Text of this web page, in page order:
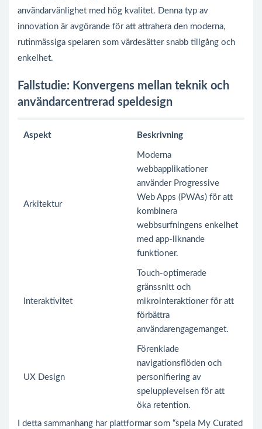
användarvänlighet med hög kvalitet. Denna typ av
innovation är avgörande för att attrahera den moderna,
rutinmässiga spelaren som värdesätter snabb tillgång och
enkelhet.
Fallstudie: Konvergens mellan teknik och
användarcentrerad speldesign
Aspekt Beskrivning
Arkitektur
Moderna
webbapplikationer
använder Progressive
Web Apps (PWAs) för att
kombinera
webbsurfningens enkelhet
med app-liknande
funktioner.
Interaktivitet
Touch-optimerade
gränssnitt och
mikrointeraktioner för att
förbättra
användarengagemanget.
UX Design
Förenklade
navigationsflöden och
personifiering av
spelupplevelsen för att
öka retention.
I detta sammanhang har plattformar som “spela My Curated